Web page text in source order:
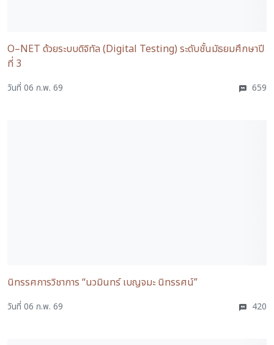
O–NET ด้วยระบบดิจิทัล (Digital Testing) ระดับชั้นมัธยมศึกษาปี
ที่ 3
วันที่ 06 ก.พ. 69 659
นิทรรศการวิชาการ “นวมินทร์ เบญจมะ นิทรรศน์”
วันที่ 06 ก.พ. 69 420